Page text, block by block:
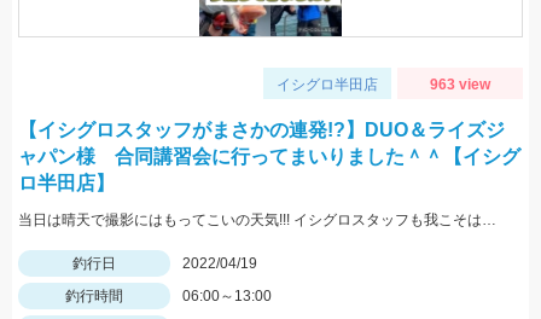
イシグロ半田店 963 view
【イシグロスタッフがまさかの連発!?】DUO＆ライズジ
ャパン様 合同講習会に行ってまいりました＾＾【イシグ
ロ半田店】
当日は晴天で撮影にはもってこいの天気!!! イシグロスタッフも我こそはと気張っていくものの・・・ 結果はいかに！？
釣行日
2022/04/19
釣行時間
06:00～13:00